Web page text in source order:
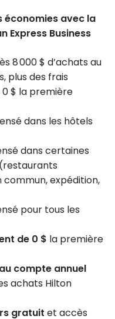
économies avec la
Express Business
8 000 $ d’achats au
plus des frais
$ la première
dans les hôtels
dans certaines
expédition,
pour tous les
de 0 $ la première
compte annuel
achats Hilton
gratuit et accès